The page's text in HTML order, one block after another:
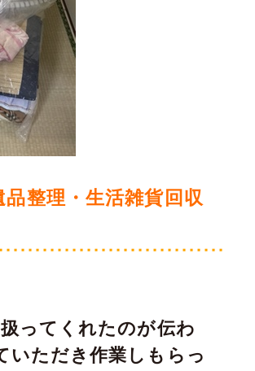
整理・生活雑貨回収
ってくれたのが伝わ
いただき作業しもらっ